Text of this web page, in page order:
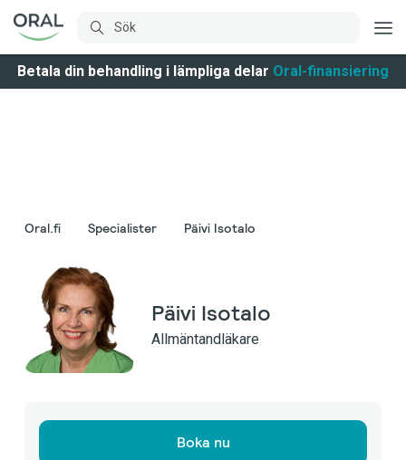
Betala din behandling i lämpliga delar Oral-finansiering
Oral.fi Specialister Päivi Isotalo
Päivi Isotalo
Allmäntandläkare
Boka nu